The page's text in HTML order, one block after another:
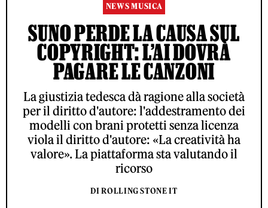
NEWS MUSICA
SUNO PERDE LA CAUSA SUL
COPYRIGHT: L’AI DOVRÀ
PAGARE LE CANZONI
La giustizia tedesca dà ragione alla società
per il diritto d'autore: l'addestramento dei
modelli con brani protetti senza licenza
viola il diritto d'autore: «La creatività ha
valore». La piattaforma sta valutando il
ricorso
DI ROLLING STONE IT